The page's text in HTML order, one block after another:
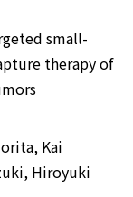
small-
therapy of
Kai
Hiroyuki